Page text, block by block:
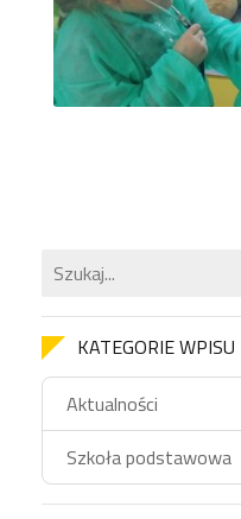
KATEGORIE WPISU
Aktualności
Szkoła podstawowa